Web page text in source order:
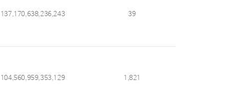
137,170,638,236,243 39
104,560,959,353,129 1,821